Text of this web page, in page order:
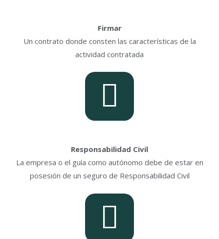
Firmar
Un contrato donde consten las características de la
actividad contratada
Responsabilidad Civil
La empresa o el guía como autónomo debe de estar en
posesión de un seguro de Responsabilidad Civil